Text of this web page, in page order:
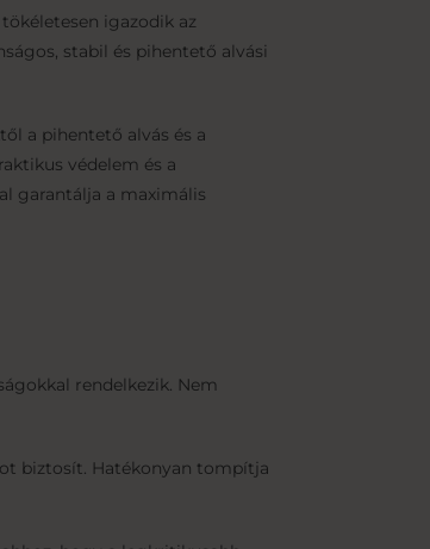
igazodik az
stabil és pihentető alvási
a pihentető alvás és a
védelem és a
garantálja a maximális
rendelkezik. Nem
biztosít. Hatékonyan tompítja